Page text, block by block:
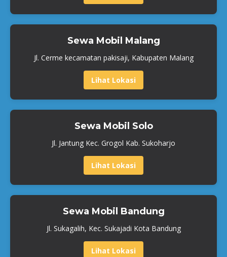
Sewa Mobil Malang
Jl. Cerme kecamatan pakisaji, Kabupaten Malang
Lihat Lokasi
Sewa Mobil Solo
Jl. Jantung Kec. Grogol Kab. Sukoharjo
Lihat Lokasi
Sewa Mobil Bandung
Jl. Sukagalih, Kec. Sukajadi Kota Bandung
Lihat Lokasi